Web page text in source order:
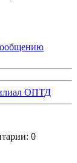
ОПТД
0